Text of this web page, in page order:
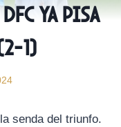
ya pisa
1)
senda del triunfo.